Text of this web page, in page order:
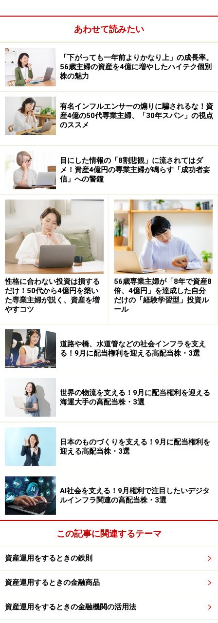
このような場合、「こんなはずじゃなかった！」と思う
かもしれませんが、株式はあくまでも会社の応援チケッ
トなので、必ず利益が出るかはわからないのです。ま
た、その会社の経営が悪化して、上場廃止ということに
なると、株の価値がなくなってしまうこともあります。
株価はこうやって決まる！
株の価格である“株価”は、毎日変動しています。そして
この株価がどうやって決まるかというと、「需要」と
「供給」のバランスです。つまり、買いたい人と売りた
い人の合致したところで価格が決まります。
例えば、1000円で株を売りたい人とその株を500円で買
いたい人がいます。このまま2人が一歩も譲らなければ
売買は成立せず、株価が決まりません。
そこで、売りたい人が「700円で売れたらいいや」と値
段を下げたとしましょう。そして買いたい人も「500円
よりちょっと高いけれど、まあ予算内」と合致したら売
買が成立し、株価は700円になるわけです。これはあく
までも例ですが、厳密にはこのように株価が決まってい
きます。
売り買いの2大原則！
そして今、通常私たちが注文をするときの方法は、ザラ
場方式といって2つの原則ルールがあります。1つ目が価
格優先の原則、2つ目が時間優先の原則です。
買い注文の場合は、値段の高い注文の方が優先され、売
り注文の場合は値段の安い注文の方が優先されるという
ルールです。例えば、1010円の買い注文は、1000円の買
い注文より高くても買いたいという注文のため、優先し
あわせて読みたい
「下がっても一年前よりかなり上」の成長率。
56歳主婦の資産を4億に増やしたハイテク個別
株の魅力
有名インフルエンサーの煽りに騙されるな！資
産4億の50代専業主婦、「30年スパン」の視点
のススメ
目にした情報の「8割悲観」に流されてはダ
メ！資産4億円の専業主婦が鳴らす「成功者妄
信」への警鐘
性格に合わない投資は損する
だけ！50代から4億円を築い
た専業主婦が説く、資産を増
やすコツ
56歳専業主婦が「8年で資産8
倍、4億円」を達成した自分
だけの「経験学習型」投資ル
ール
道路や橋、水道管などの社会インフラを支え
る！9月に配当権利を迎える高配当株・3選
世界の物流を支える！9月に配当権利を迎える
海運大手の高配当株・3選
日本のものづくりを支える！9月に配当権利を
迎える高配当株・3選
AI社会を支える！9月権利で注目したいデジタ
ルインフラ関連の高配当株・3選
この記事に関連するテーマ
資産運用をするときの鉄則
資産運用するときの金融商品
資産運用をするときの金融機関の活用法